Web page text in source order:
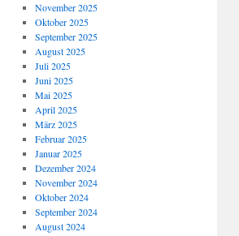
November 2025
Oktober 2025
September 2025
August 2025
Juli 2025
Juni 2025
Mai 2025
April 2025
März 2025
Februar 2025
Januar 2025
Dezember 2024
November 2024
Oktober 2024
September 2024
August 2024